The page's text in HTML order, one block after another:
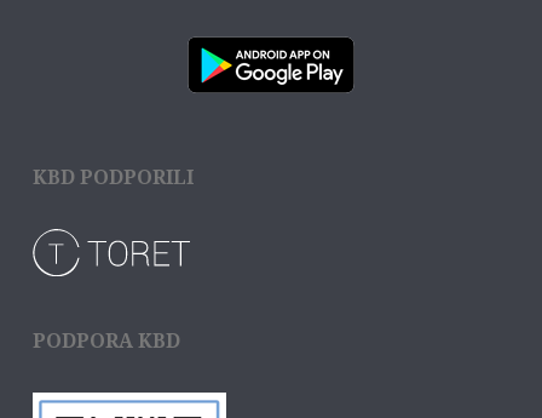
KBD PODPORILI
PODPORA KBD